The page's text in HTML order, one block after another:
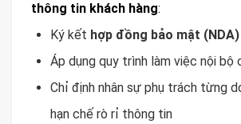
thông tin khách hàng:
Ký kết hợp đồng bảo mật (NDA)
Áp dụng quy trình làm việc nội bộ
Chỉ định nhân sự phụ trách từng
hạn chế rò rỉ thông tin